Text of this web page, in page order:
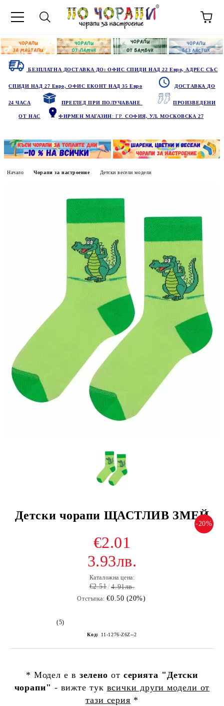
БЕЗПЛАТНА ДОСТАВКА ДО: ОФИС СПИДИ НАД 22 Евро, АДРЕС СЪС
СПИДИ НАД 27 Евро, ОФИС ЕКОНТ НАД 35 Евро ДОСТАВКА ДО
24 ЧАСА ПРЕГЛЕД ПРИ ПОЛУЧАВАНЕ ПРОИЗВЕДЕНИ
ОТ НАС ФИРМЕН МАГАЗИН: ГР.СОФИЯ, УЛ. МОСКОВСКА 27
Начало Чорапи за настроение Детски весели модели
Детски чорапи ЩАСТЛИВ ЗМЕЙ
-20%
€2.01
3.93лв.
Каталожна цена:
€2.51 4.91лв.
Отстъпка: €0.50 (20%)
(5)
Код: 11-1276-Z6Z--2
* Модел е в зелено от серията "Детски
чорапи" - вижте тук всички други модели от
тази серия *